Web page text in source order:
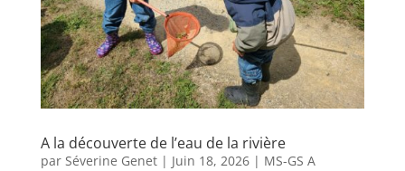
A la découverte de l’eau de la rivière
par Séverine Genet| Juin 18, 2026| MS-GS A